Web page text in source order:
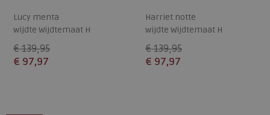
Lucy menta
wijdte Wijdtemaat H
€ 139,95
€ 97,97
Harriet notte
wijdte Wijdtemaat H
€ 139,95
€ 97,97